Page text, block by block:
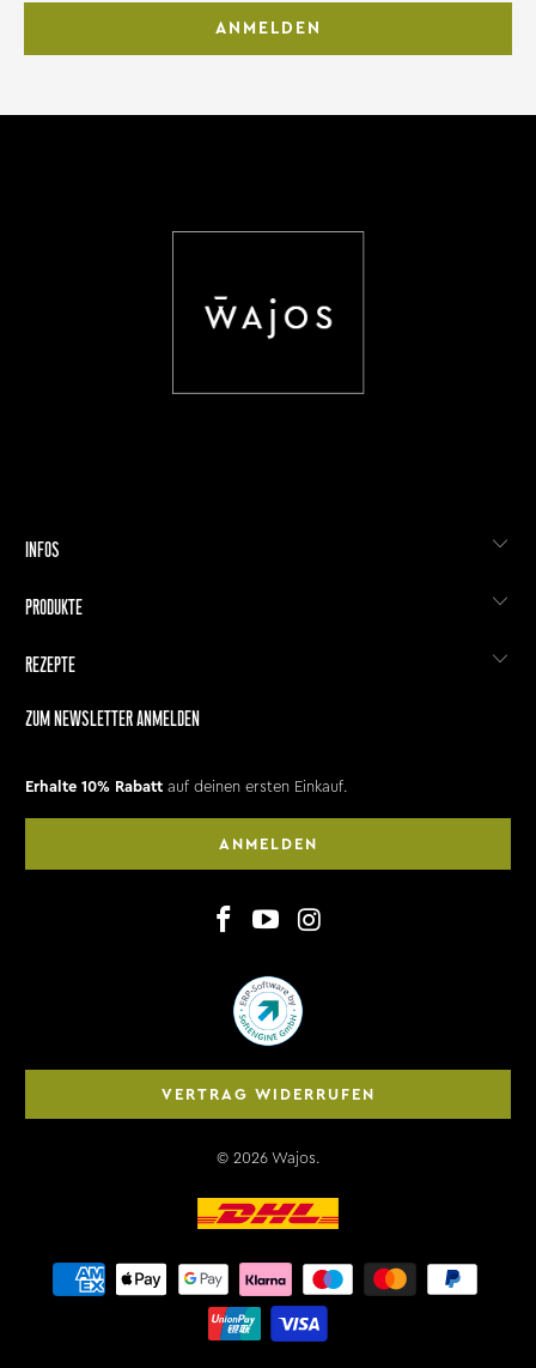
ANMELDEN
INFOS
PRODUKTE
REZEPTE
ZUM NEWSLETTER ANMELDEN
Erhalte 10% Rabatt auf deinen ersten Einkauf.
ANMELDEN
VERTRAG WIDERRUFEN
© 2026 Wajos